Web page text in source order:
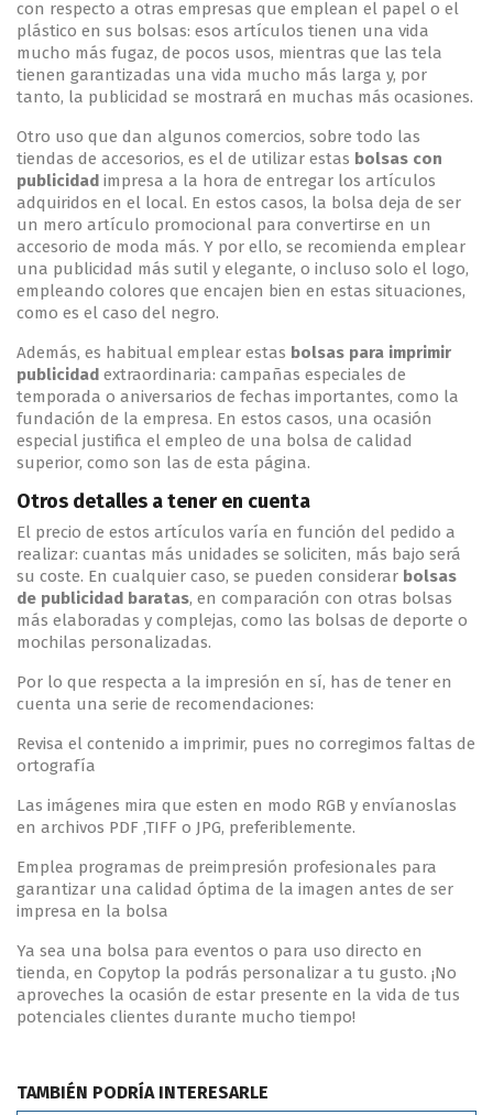
con respecto a otras empresas que emplean el papel o el
plástico en sus bolsas: esos artículos tienen una vida
mucho más fugaz, de pocos usos, mientras que las tela
tienen garantizadas una vida mucho más larga y, por
tanto, la publicidad se mostrará en muchas más ocasiones.
Otro uso que dan algunos comercios, sobre todo las
tiendas de accesorios, es el de utilizar estas bolsas con
publicidad impresa a la hora de entregar los artículos
adquiridos en el local. En estos casos, la bolsa deja de ser
un mero artículo promocional para convertirse en un
accesorio de moda más. Y por ello, se recomienda emplear
una publicidad más sutil y elegante, o incluso solo el logo,
empleando colores que encajen bien en estas situaciones,
como es el caso del negro.
Además, es habitual emplear estas bolsas para imprimir
publicidad extraordinaria: campañas especiales de
temporada o aniversarios de fechas importantes, como la
fundación de la empresa. En estos casos, una ocasión
especial justifica el empleo de una bolsa de calidad
superior, como son las de esta página.
Otros detalles a tener en cuenta
El precio de estos artículos varía en función del pedido a
realizar: cuantas más unidades se soliciten, más bajo será
su coste. En cualquier caso, se pueden considerar bolsas
de publicidad baratas, en comparación con otras bolsas
más elaboradas y complejas, como las bolsas de deporte o
mochilas personalizadas.
Por lo que respecta a la impresión en sí, has de tener en
cuenta una serie de recomendaciones:
Revisa el contenido a imprimir, pues no corregimos faltas de
ortografía
Las imágenes mira que esten en modo RGB y envíanoslas
en archivos PDF ,TIFF o JPG, preferiblemente.
Emplea programas de preimpresión profesionales para
garantizar una calidad óptima de la imagen antes de ser
impresa en la bolsa
Ya sea una bolsa para eventos o para uso directo en
tienda, en Copytop la podrás personalizar a tu gusto. ¡No
aproveches la ocasión de estar presente en la vida de tus
potenciales clientes durante mucho tiempo!
TAMBIÉN PODRÍA INTERESARLE